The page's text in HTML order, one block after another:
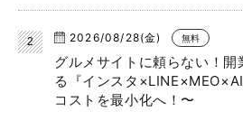
2026/08/28(金) 無料
グルメサイトに頼らない！開
る『インスタ
コストを最小化へ！〜